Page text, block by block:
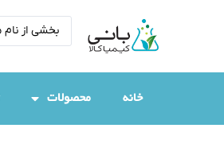
خانه محصولات